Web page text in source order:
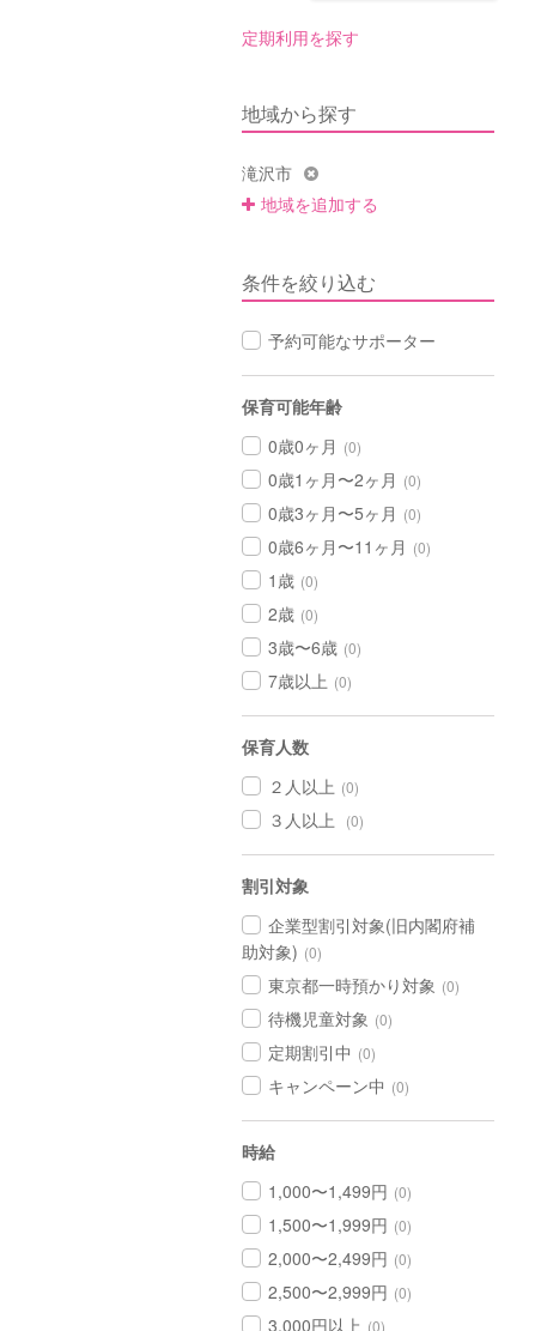
定期利用を探す
地域から探す
滝沢市
地域を追加する
条件を絞り込む
予約可能なサポーター
保育可能年齢
0歳0ヶ月 (0)
0歳1ヶ月〜2ヶ月 (0)
0歳3ヶ月〜5ヶ月 (0)
0歳6ヶ月〜11ヶ月 (0)
1歳 (0)
2歳 (0)
3歳〜6歳 (0)
7歳以上 (0)
保育人数
２人以上 (0)
３人以上 (0)
割引対象
企業型割引対象(旧内閣府補
助対象) (0)
東京都一時預かり対象 (0)
待機児童対象 (0)
定期割引中 (0)
キャンペーン中 (0)
時給
1,000〜1,499円 (0)
1,500〜1,999円 (0)
2,000〜2,499円 (0)
2,500〜2,999円 (0)
3,000円以上 (0)